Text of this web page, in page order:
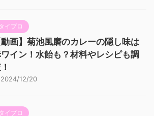
タイプロ
動画】菊池風磨のカレーの隠し味は
イン！水飴も？材料やレシピも調
2024/12/20
タイプロ